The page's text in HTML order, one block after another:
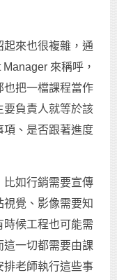
起來也很複雜，通
來稱呼，
也把一檔課程當作
要負責人就等於該
項、是否跟著進度
比如行銷需要宣傳
覺、影像需要知
候工程也可能需
這一切都需要由課
排老師執行這些事